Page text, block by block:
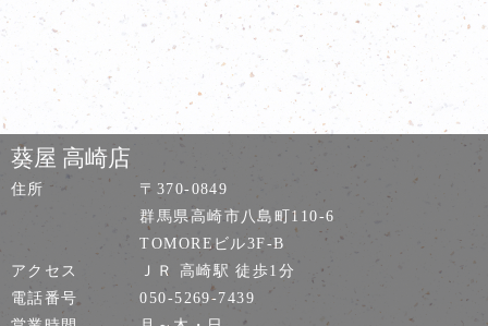
葵屋 高崎店
住所
〒370-0849
群馬県高崎市八島町110-6
TOMOREビル3F-B
アクセス
ＪＲ 高崎駅 徒歩1分
電話番号
050-5269-7439